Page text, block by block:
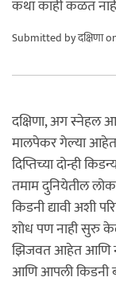
कथा काही कळत
Submitted byदक्षिणा
दक्षिणा, अग स्नेहल
मालपेकर गेल्या
दिप्तिच्या दोन्ही
तमाम दुनियेतील
किडनी द्यावी अशी
शोध पण नाही सुरु
झिजवत आहेत आणि
आणि आपली किडनी